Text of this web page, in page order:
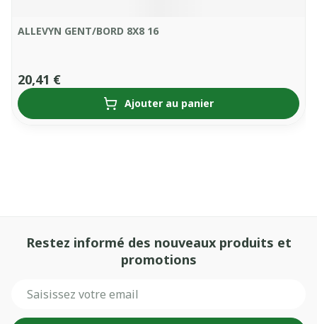
ALLEVYN GENT/BORD 8X8 16
20,41 €
Ajouter au panier
Restez informé des nouveaux produits et
promotions